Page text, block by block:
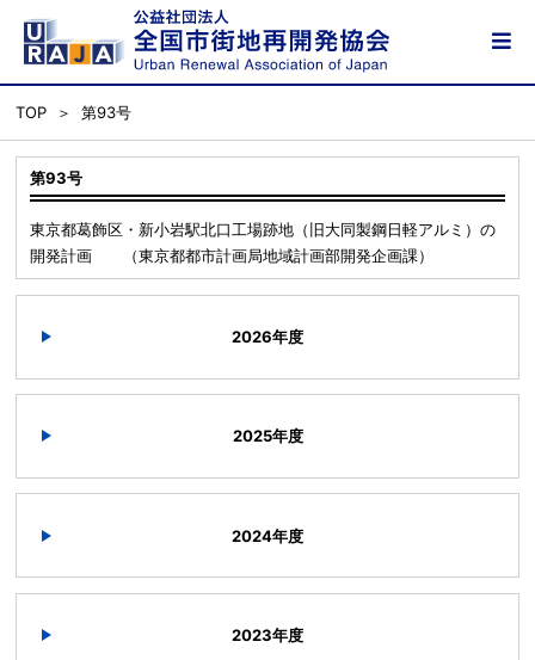
TOP 第93号
第93号
東京都葛飾区・新小岩駅北口工場跡地（旧大同製鋼日軽アルミ）の
開発計画 （東京都都市計画局地域計画部開発企画課）
2026年度
2025年度
2024年度
2023年度